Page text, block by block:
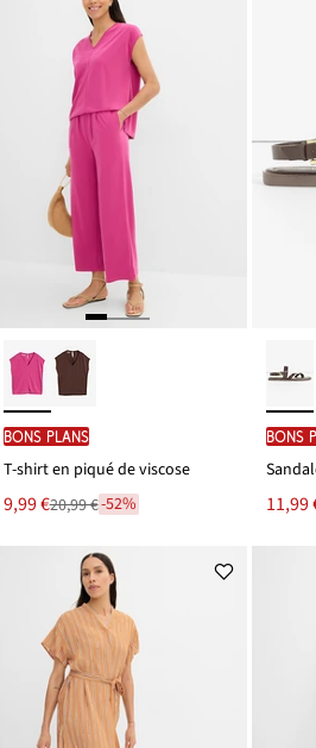
BONS PLANS
T-shirt en piqué de viscose
Le
nouveau
prix
9,99 €
Remise20,99 €-52%
BONS
Le
11,99